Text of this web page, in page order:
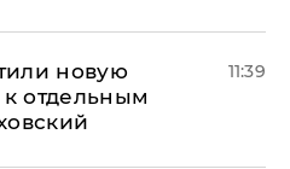
новую
отдельным
11:39